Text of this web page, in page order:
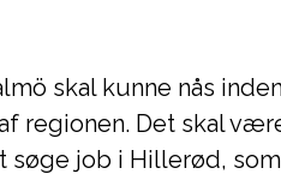
skal kunne nås
regionen. Det skal
søge job i Hillerød,